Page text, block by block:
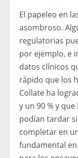
El papeleo en
asombroso.
regulatorias
por ejemplo, e
datos clínicos
rápido que los
Collate ha
y un 90 % y
podían tardar
completar en
fundamental